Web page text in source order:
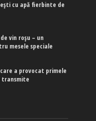
cu apă fierbinte de
vin roșu – un
mesele speciale
a provocat primele
transmite